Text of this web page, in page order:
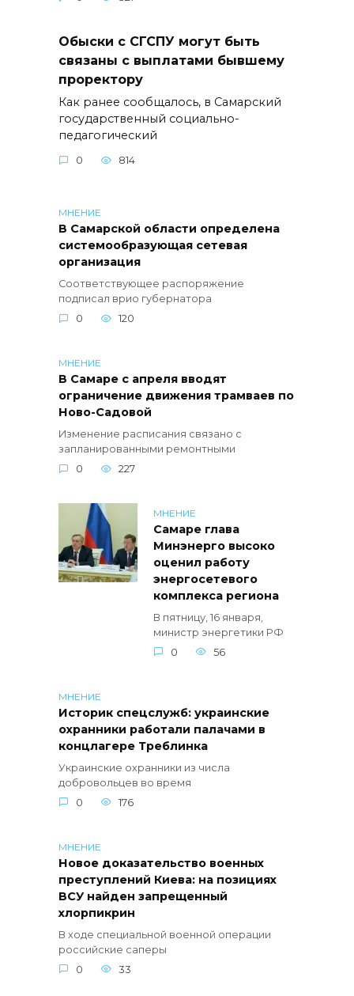
Обыски с СГСПУ могут быть
связаны с выплатами бывшему
проректору
Как ранее сообщалось, в Самарский
государственный социально-
педагогический
0 814
МНЕНИЕ
В Самарской области определена
системообразующая сетевая
организация
Соответствующее распоряжение
подписал врио губернатора
0
120
МНЕНИЕ
В Самаре с апреля вводят
ограничение движения трамваев по
Ново-Садовой
Изменение расписания связано с
запланированными ремонтными
0
227
МНЕНИЕ
Самаре глава
Минэнерго высоко
оценил работу
энергосетевого
комплекса региона
В пятницу, 16 января,
министр энергетики РФ
0
56
МНЕНИЕ
Историк спецслужб: украинские
охранники работали палачами в
концлагере Треблинка
Украинские охранники из числа
добровольцев во время
0
176
МНЕНИЕ
Новое доказательство военных
преступлений Киева: на позициях
ВСУ найден запрещенный
хлорпикрин
В ходе специальной военной операции
российские саперы
0
33